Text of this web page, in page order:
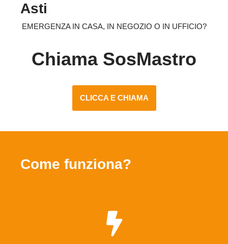
Asti
EMERGENZA IN CASA, IN NEGOZIO O IN UFFICIO?
Chiama SosMastro
CLICCA E CHIAMA
Come funziona?